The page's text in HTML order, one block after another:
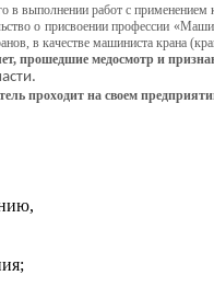
в выполнении работ с
о присвоении профессии
в качестве машиниста крана
прошедшие медосмотр и
проходит на своем